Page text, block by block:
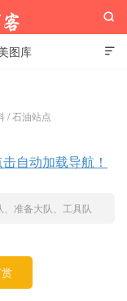

图库

/石油站点
自动加载导航！
、准备大队、工具队